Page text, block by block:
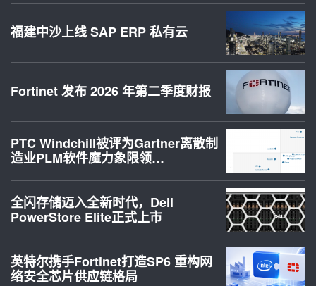
福建中沙上线 SAP ERP 私有云
Fortinet 发布 2026 年第二季度财报
PTC Windchill被评为Gartner离散制
造业PLM软件魔力象限领…
全闪存储迈入全新时代，Dell
PowerStore Elite正式上市
英特尔携手Fortinet打造SP6 重构网
络安全芯片供应链格局